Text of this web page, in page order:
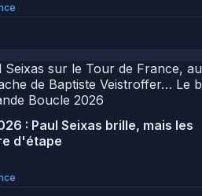
: Paul Seixas brille, mais les
d'étape